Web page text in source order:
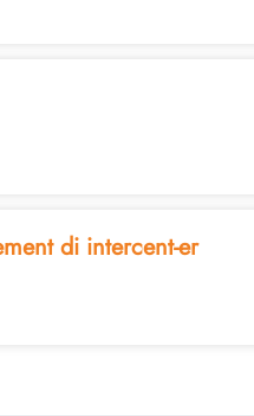
di intercent-er